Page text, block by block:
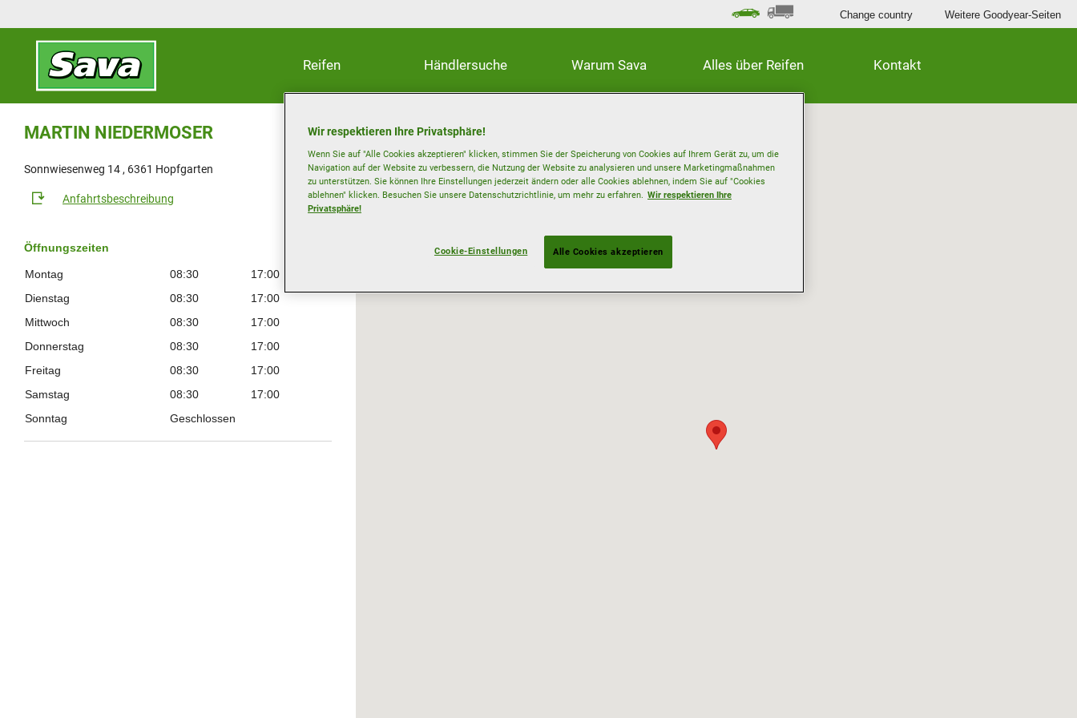
Reifen Händlersuche Warum Sava Alles über Reifen Kontakt
Change country Weitere Goodyear-Seiten
MARTIN NIEDERMOSER
Sonnwiesenweg 14 , 6361 Hopfgarten
Anfahrtsbeschreibung
Öffnungszeiten
Montag 08:30
17:00
Dienstag
08:30
17:00
Mittwoch
08:30
17:00
Donnerstag
08:30
17:00
Freitag
08:30
17:00
Samstag
08:30
17:00
Sonntag
Geschlossen
Wir respektieren Ihre Privatsphäre!
Wenn Sie auf "Alle Cookies akzeptieren" klicken, stimmen Sie der Speicherung von Cookies auf Ihrem Gerät zu, um die
Navigation auf der Website zu verbessern, die Nutzung der Website zu analysieren und unsere Marketingmaßnahmen
zu unterstützen. Sie können Ihre Einstellungen jederzeit ändern oder alle Cookies ablehnen, indem Sie auf "Cookies
ablehnen" klicken. Besuchen Sie unsere Datenschutzrichtlinie, um mehr zu erfahren. Wir respektieren Ihre
Privatsphäre!
Cookie-Einstellungen Alle Cookies akzeptieren